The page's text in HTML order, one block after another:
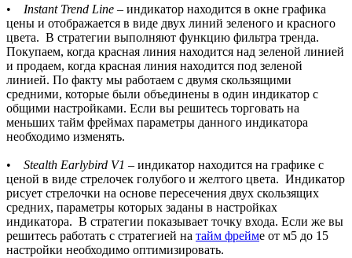
• Instant Trend Line – индикатор находится в окне графика
цены и отображается в виде двух линий зеленого и красного
цвета. В стратегии выполняют функцию фильтра тренда.
Покупаем, когда красная линия находится над зеленой линией
и продаем, когда красная линия находится под зеленой
линией. По факту мы работаем с двумя скользящими
средними, которые были объединены в один индикатор с
общими настройками. Если вы решитесь торговать на
меньших тайм фреймах параметры данного индикатора
необходимо изменять.
• Stealth Earlybird V1 – индикатор находится на графике с
ценой в виде стрелочек голубого и желтого цвета. Индикатор
рисует стрелочки на основе пересечения двух скользящих
средних, параметры которых заданы в настройках
индикатора. В стратегии показывает точку входа. Если же вы
решитесь работать с стратегией на тайм фрейме от м5 до 15
настройки необходимо оптимизировать.